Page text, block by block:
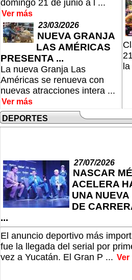
domingo 21 de junio a l ...
Ver más
23/03/2026
NUEVA GRANJA
LAS AMÉRICAS
PRESENTA ...
La nueva Granja Las
Américas se renueva con
nuevas atracciones intera ...
Ver más
DEPORTES
27/07/2026
NASCAR
ACELERA
UNA NUEVA
DE
...
El anuncio deportivo más
fue la llegada del serial por
vez a Yucatán. El Gran P ... Ver